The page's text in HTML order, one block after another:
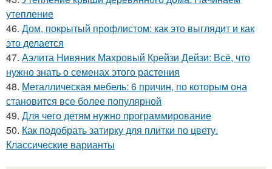
утепление
46. Дом, покрытый профлистом: как это выглядит и как
это делается
47. Аэлита Нивяник Махровый Крейзи Дейзи: Всё, что
нужно знать о семенах этого растения
48. Металлическая мебель: 6 причин, по которым она
становится все более популярной
49. Для чего детям нужно программирование
50. Как подобрать затирку для плитки по цвету.
Классические варианты